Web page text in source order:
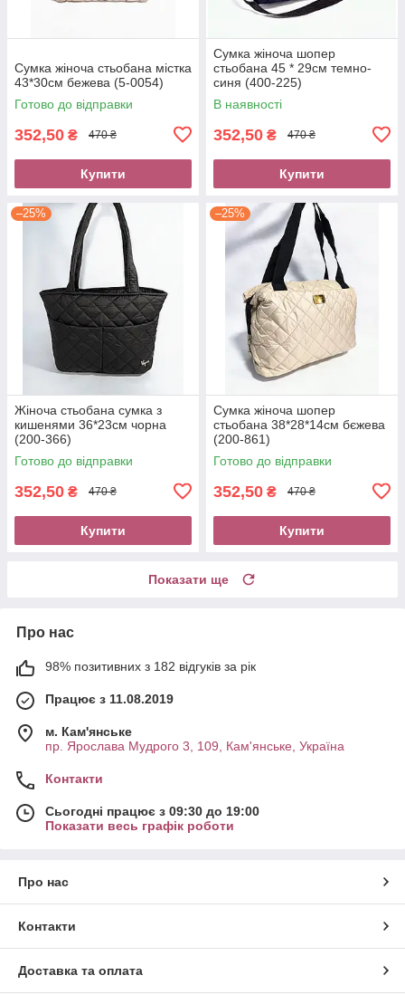
Сумка жіноча стьобана містка
43*30см бежева (5-0054)
Готово до відправки
352,50 ₴ 470 ₴
Купити
Сумка жіноча шопер
стьобана 45 * 29см темно-
синя (400-225)
В наявності
352,50 ₴ 470 ₴
Купити
–25%
Жіноча стьобана сумка з
кишенями 36*23см чорна
(200-366)
Готово до відправки
352,50 ₴ 470 ₴
Купити
–25%
Сумка жіноча шопер
стьобана 38*28*14см бєжева
(200-861)
Готово до відправки
352,50 ₴ 470 ₴
Купити
Показати ще
Про нас
98% позитивних з 182 відгуків за рік
Працює з 11.08.2019
м. Кам'янське
пр. Ярослава Мудрого 3, 109, Кам'янське, Україна
Контакти
Сьогодні працює з 09:30 до 19:00
Показати весь графік роботи
Про нас
Контакти
Доставка та оплата